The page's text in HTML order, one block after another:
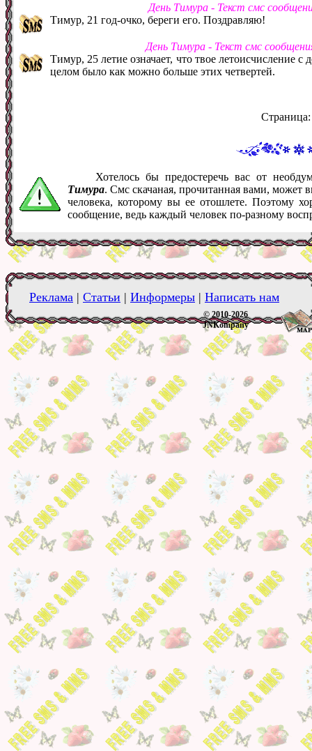
День Тимура - Текст смс
Тимур, 21 год-очко, береги его. Поздравляю!
День Тимура - Текст смс
Тимур, 25 летие означает, что твое летоисчисление
целом было как можно больше этих четвертей.
Хотелось бы предостеречь вас от
Тимура. Смс скачаная, прочитанная вами, может
человека, которому вы ее отошлете. Поэтому
сообщение, ведь каждый человек по-разному
Реклама | Статьи | Информеры | Написать нам
© 2010-2026
JNKompany